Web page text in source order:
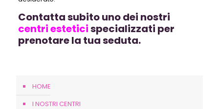
Contatta subito uno dei nostri
centri esteticispecializzati per
prenotare la tua seduta.
HOME
I NOSTRI CENTRI